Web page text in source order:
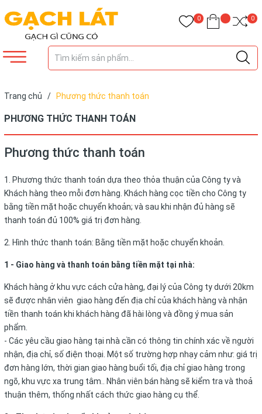
0 0
Trang chủ / Phương thức thanh toán
PHƯƠNG THỨC THANH TOÁN
Phương thức thanh toán
1. Phương thức thanh toán dựa theo thỏa thuận của Công ty và
Khách hàng theo mỗi đơn hàng. Khách hàng cọc tiền cho Công ty
bằng tiền mặt hoặc chuyển khoản; và sau khi nhận đủ hàng sẽ
thanh toán đủ 100% giá trị đơn hàng.
2. Hình thức thanh toán: Bằng tiền mặt hoặc chuyển khoản.
1 - Giao hàng và thanh toán bằng tiền mặt tại nhà:
Khách hàng ở khu vực cách cửa hàng, đại lý của Công ty dưới 20km
sẽ được nhân viên giao hàng đến địa chỉ của khách hàng và nhận
tiền thanh toán khi khách hàng đã hài lòng và đồng ý mua sản
phẩm.
- Các yêu cầu giao hàng tại nhà cần có thông tin chính xác về người
nhận, địa chỉ, số điện thoại. Một số trường hợp nhạy cảm như: giá trị
đơn hàng lớn, thời gian giao hàng buổi tối, địa chỉ giao hàng trong
ngõ, khu vực xa trung tâm.. Nhân viên bán hàng sẽ kiểm tra và thoả
thuận thêm, thống nhất cách thức giao hàng cụ thể.